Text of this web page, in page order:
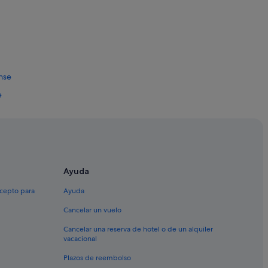
para
Ayuda
Ayuda
Cancelar un vuelo
Cancelar una reserva de hotel o de un alquiler
vacacional
Plazos de reembolso